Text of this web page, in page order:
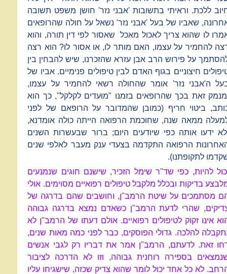
ללכת. וראיתי בתשובות 'אבני נזר' חושן משפט תשובה
שאביו של בעל 'אבני נזר' נשאל על חולה שהרופאים
לו שהוא צריך לאכול מאכל שאסור לפי דין תורה, והוא
להחמיר על עצמו, האם מותר לו, או אסור לו? הוא רצה
על פירוש הרב אבן עזרא שהזכרנו, שיש להבחין בין
חיצוניים בגוף האדם לבין טיפולים פנימיים. אביו של
ה'אבני נזר' אומר שהחולה רשאי להחמיר על עצמו,
זאת בכך שהרופאים בזמנו "מוּעדים לקלקל", כך הוא
ביטוי חריף (כמובן שהמדובר על הרופאם של לפני
ממאה שנה, שחוכמת הרפואה הייתה כולה אומדנא,
ידעו אותה כפי שיודעים היום; ברור שבעשרות השנים
הרפואה התקדמה בצעדי ענק מעבר לאלפי שנים
לתקופתנו).
להיות, כפי שד"ר שימל הזכיר, שישנם חוגים שנמנעים
בדיקות ובכלל מלקבל טיפולים רפואיים מסוימים. אולי
מסתמכים על שיטת הרמב"ן, וחושבים שהם בדרגה של
שהרי לדעת הרמב"ן כשאדם נמצא בדרגה גבוהה
אינו זקוק לטיפולים רפואיים. אולם דעתו של הרמב"ן לא
להלכה. גדולי הפוסקים, כבר לפני כמה מאות שנים,
זאת. לדעתם, הרמב"ן אמר את דבריו רק לגבי אנשים
בספירה רוחנית גבוהה, וזו לא הדרכה לציבור
לא כל אחד יכול לומר שהוא צדיק שכזה, שישגיחו עליו